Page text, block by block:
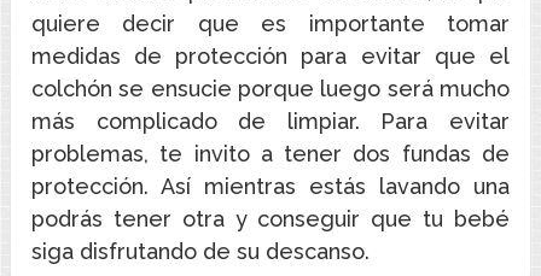
quiere decir que es importante tomar
medidas de protección para evitar que el
colchón se ensucie porque luego será mucho
más complicado de limpiar. Para evitar
problemas, te invito a tener dos fundas de
protección. Así mientras estás lavando una
podrás tener otra y conseguir que tu bebé
siga disfrutando de su descanso.